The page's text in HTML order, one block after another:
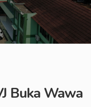
Buka Wawa